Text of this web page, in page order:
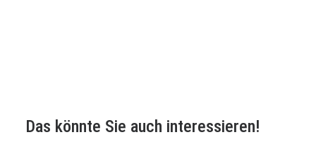
Das könnte Sie auch interessieren!